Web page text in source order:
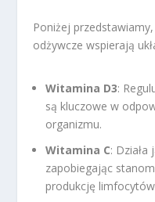
Poniżej
odżywcze wspierają
Witamina D3:
są kluczowe w
organizmu.
Witamina C: Działa
zapobiegając
produkcję